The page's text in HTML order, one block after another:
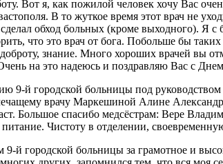
Вот я, как пожилой человек хочу Вас
В то жуткое время этот врач не
обход больных (кроме выходного).
что это врач от бога. Побольше бы
знание. Много хороших врачей вы
на это надеюсь и поздравляю Вас с
9-й городской больницы под
врачу Маркешиной Алине
Большое спасибо медсёстрам: Вере
Чистоту в отделении,
9-й городской больницы за грамотное и